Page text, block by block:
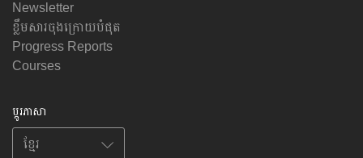
Newsletter
ខ្លឹមសារចុងក្រោយបំផុត
Progress Reports
Courses
ប្តូរភាសា